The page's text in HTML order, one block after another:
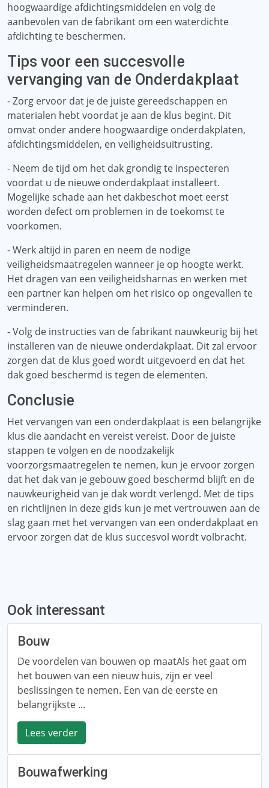
hoogwaardige afdichtingsmiddelen en volg de
aanbevolen van de fabrikant om een ​​waterdichte
afdichting te beschermen.
Tips voor een succesvolle
vervanging van de Onderdakplaat
- Zorg ervoor dat je de juiste gereedschappen en
materialen hebt voordat je aan de klus begint. Dit
omvat onder andere hoogwaardige onderdakplaten,
afdichtingsmiddelen, en veiligheidsuitrusting.
- Neem de tijd om het dak grondig te inspecteren
voordat u de nieuwe onderdakplaat installeert.
Mogelijke schade aan het dakbeschot moet eerst
worden defect om problemen in de toekomst te
voorkomen.
- Werk altijd in paren en neem de nodige
veiligheidsmaatregelen wanneer je op hoogte werkt.
Het dragen van een veiligheidsharnas en werken met
een partner kan helpen om het risico op ongevallen te
verminderen.
- Volg de instructies van de fabrikant nauwkeurig bij het
installeren van de nieuwe onderdakplaat. Dit zal ervoor
zorgen dat de klus goed wordt uitgevoerd en dat het
dak goed beschermd is tegen de elementen.
Conclusie
Het vervangen van een onderdakplaat is een belangrijke
klus die aandacht en vereist vereist. Door de juiste
stappen te volgen en de noodzakelijk
voorzorgsmaatregelen te nemen, kun je ervoor zorgen
dat het dak van je gebouw goed beschermd blijft en de
nauwkeurigheid van je dak wordt verlengd. Met de tips
en richtlijnen in deze gids kun je met vertrouwen aan de
slag gaan met het vervangen van een onderdakplaat en
ervoor zorgen dat de klus succesvol wordt volbracht.
Ook interessant
Bouw
De voordelen van bouwen op maatAls het gaat om
het bouwen van een nieuw huis, zijn er veel
beslissingen te nemen. Een van de eerste en
belangrijkste ...
Lees verder
Bouwafwerking